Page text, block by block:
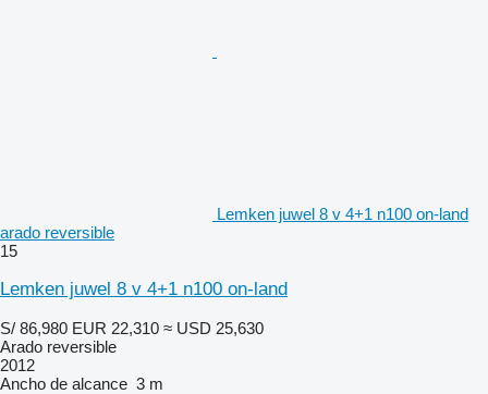
Lemken juwel 8 v 4+1 n100 on-land
arado reversible
15
Lemken juwel 8 v 4+1 n100 on-land
S/ 86,980 EUR 22,310 ≈ USD 25,630
Arado reversible
2012
Ancho de alcance 3 m